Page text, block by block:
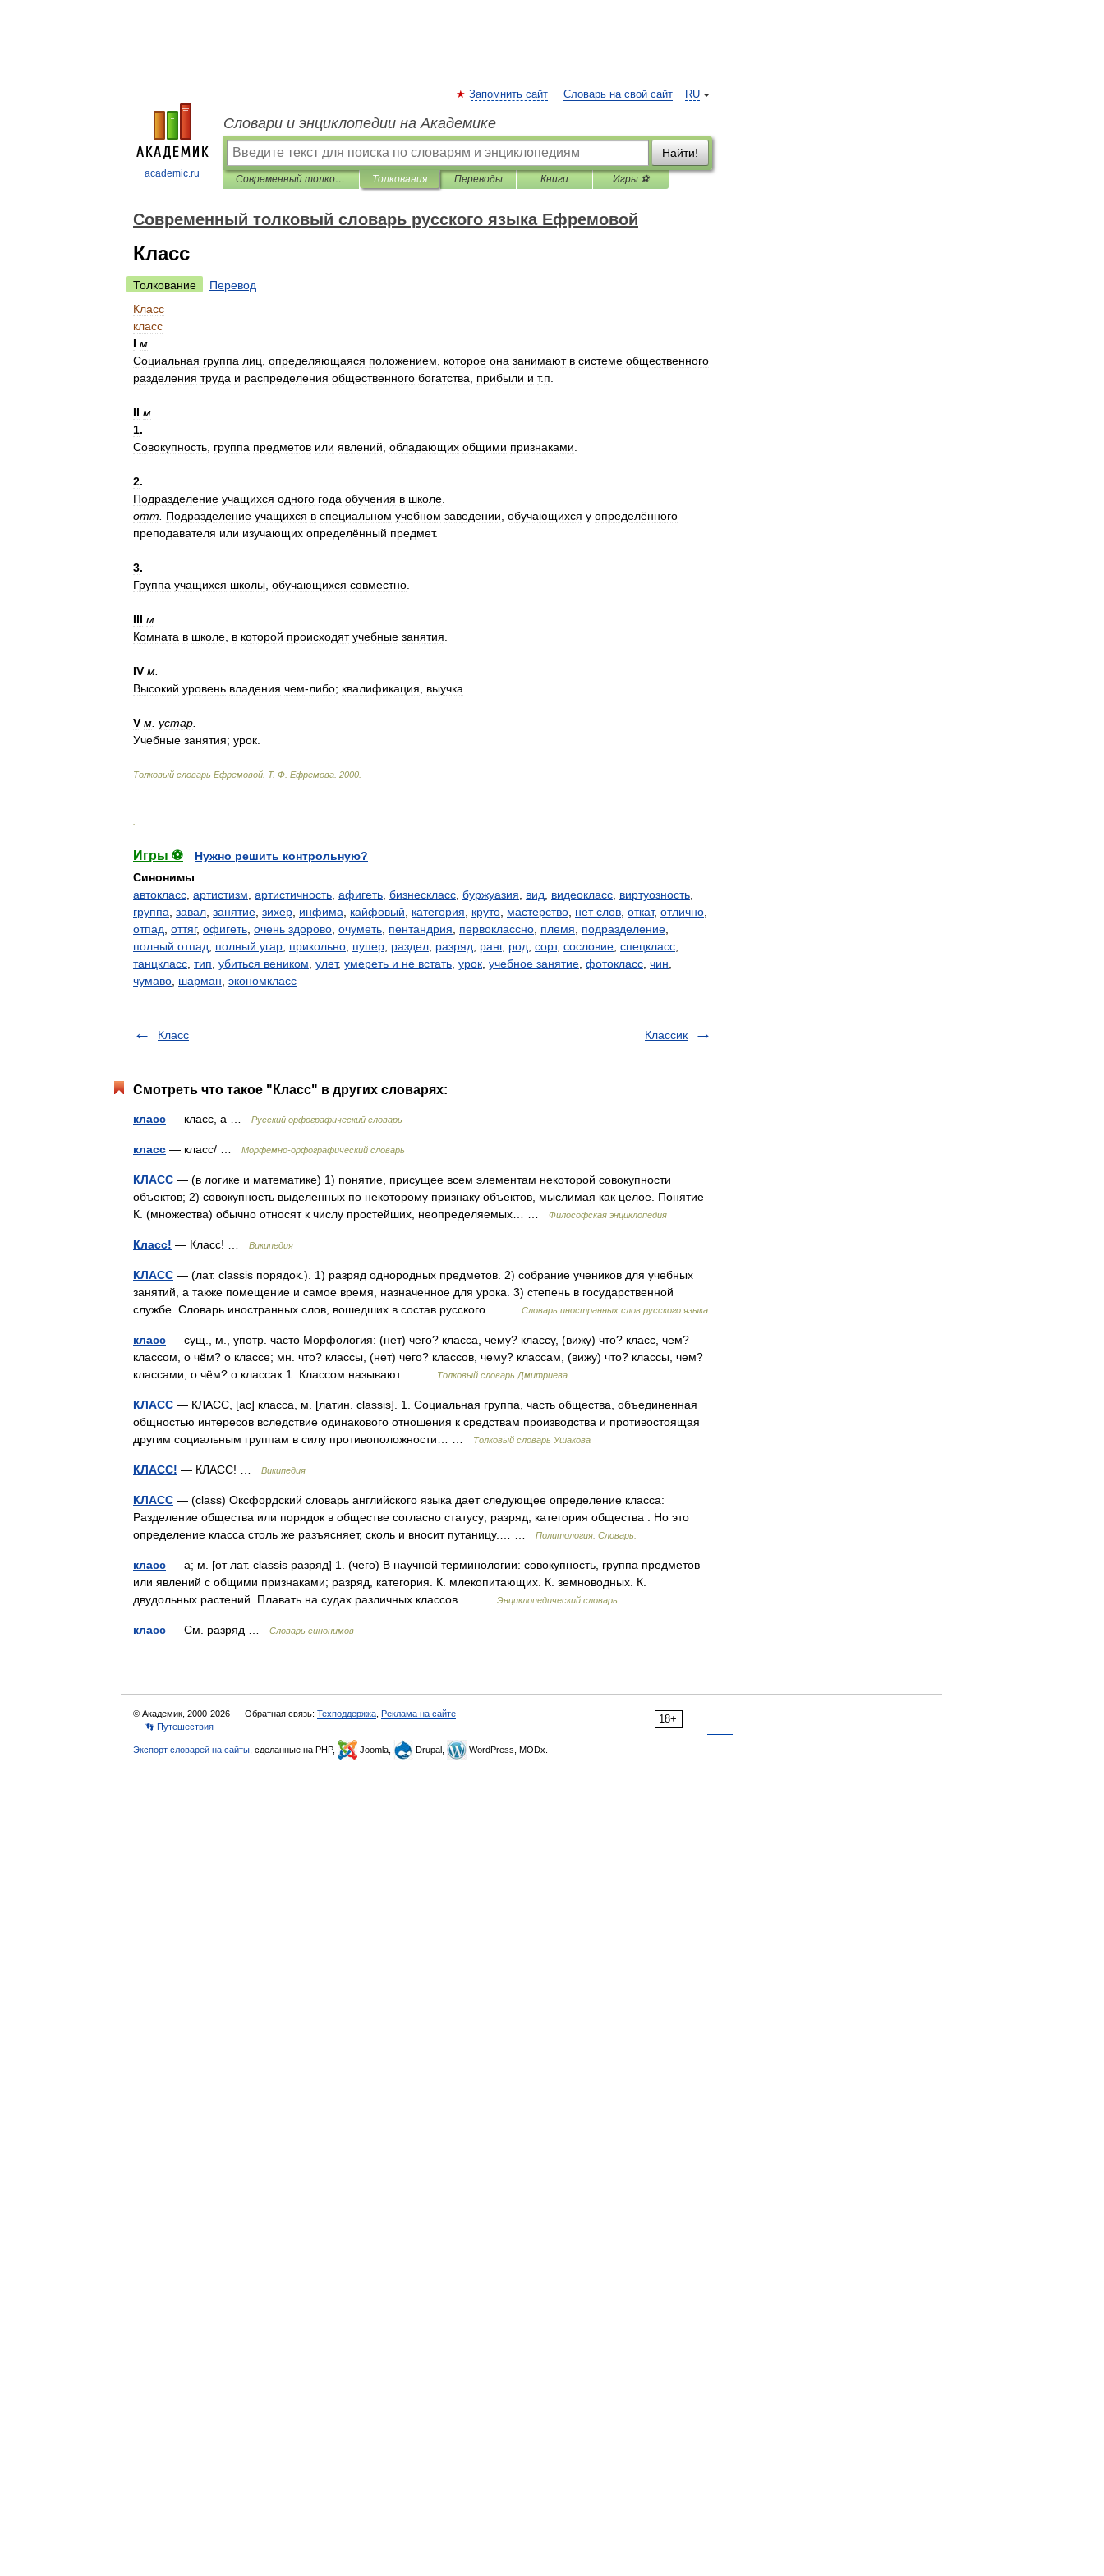
academic.ru
RU
Запомнить сайт Словарь на свой сайт
Словари и энциклопедии на Академике
Найти!
Современный толковый словарь русского языка Ефремовой Толкования Переводы Книги Игры ⚽
Современный толковый словарь русского языка Ефремовой
Класс
Толкование
Перевод
Класс
класс
I м
Социальная группа лиц определяющаяся положением которое она занимают в системе общественного
разделения труда и распределения общественного богатства прибыли и т.п
II м
1.
Совокупность группа предметов или явлений обладающих общими признаками
2.
Подразделение учащихся одного года обучения в школе
отт
Подразделение учащихся в специальном учебном заведении обучающихся у определённого
преподавателя или изучающих определённый предмет.
3.
Группа учащихся школы обучающихся совместно
III м
Комната в школе в которой происходят учебные занятия
IV м
Высокий уровень владения чем-либо; квалификация выучка
V м устар
Учебные занятия; урок
Толковый словарь Ефремовой Т. Ф Ефремова 2000
Игры ⚽
Нужно решить контрольную?
Синонимы:
автокласс артистизм артистичность афигеть бизнескласс буржуазия вид видеокласс виртуозность
группа завал занятие зихер инфима кайфовый категория круто мастерство нет слов откат, отлично
отпад оттяг, офигеть очень здорово очуметь пентандрия первоклассно племя подразделение
полный отпад
полный угар прикольно пупер раздел разряд ранг, род сорт, сословие спецкласс
танцкласс тип убиться веником улет, умереть и не встать урок учебное занятие фотокласс чин
чумаво шарман экономкласс
Класс Классик
Смотреть что такое "Класс" в других словарях:
класс — класс, а … Русский орфографический словарь
класс — класс/ … Морфемно-орфографический словарь
КЛАСС — (в логике и математике) 1) понятие, присущее всем элементам некоторой совокупности
объектов; 2) совокупность выделенных по некоторому признаку объектов, мыслимая как целое. Понятие
К. (множества) обычно относят к числу простейших, неопределяемых… …
Философская энциклопедия
Класс! — Класс! … Википедия
КЛАСС — (лат. classis порядок.). 1) разряд однородных предметов. 2) собрание учеников для учебных
занятий, а также помещение и самое время, назначенное для урока. 3) степень в государственной
службе. Словарь иностранных слов, вошедших в состав русского… …
Словарь иностранных слов русского языка
класс — сущ., м., употр. часто Морфология: (нет) чего? класса, чему? классу, (вижу) что? класс, чем?
классом, о чём? о классе; мн. что? классы, (нет) чего? классов, чему? классам, (вижу) что? классы, чем?
классами, о чём? о классах 1. Классом называют… …
Толковый словарь Дмитриева
КЛАСС — КЛАСС, [ас] класса, м. [латин. classis]. 1. Социальная группа, часть общества, объединенная
общностью интересов вследствие одинакового отношения к средствам производства и противостоящая
другим социальным группам в силу противоположности… …
Толковый словарь Ушакова
КЛАСС! — КЛАСС! … Википедия
КЛАСС — (class) Оксфордский словарь английского языка дает следующее определение класса:
Разделение общества или порядок в обществе согласно статусу; разряд, категория общества . Но это
определение класса столь же разъясняет, сколь и вносит путаницу.… …
Политология. Словарь.
класс — а; м. [от лат. classis разряд] 1. (чего) В научной терминологии: совокупность, группа предметов
или явлений с общими признаками; разряд, категория. К. млекопитающих. К. земноводных. К.
двудольных растений. Плавать на судах различных классов.… …
Энциклопедический словарь
класс — См. разряд … Словарь синонимов
18+
© Академик, 2000-2026 Обратная связь: Техподдержка Реклама на сайте
👣 Путешествия
Экспорт словарей на сайты , сделанные на PHP, Joomla, Drupal, WordPress, MODx.